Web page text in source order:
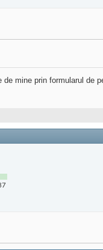
mine prin formularul de